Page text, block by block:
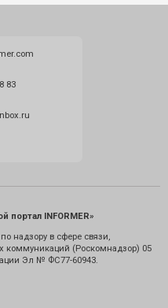
83
портал INFORMER»
надзору в сфере связи,
коммуникаций (Роскомнадзор) 05
Эл № ФС77-60943.